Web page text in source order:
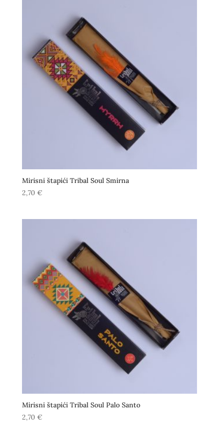
Mirisni štapići Tribal Soul Smirna
2,70 €
Mirisni štapići Tribal Soul Palo Santo
2,70 €